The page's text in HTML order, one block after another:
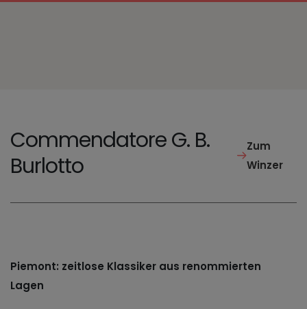
Commendatore G. B.
Burlotto
Zum
Winzer
Piemont: zeitlose Klassiker aus renommierten
Lagen